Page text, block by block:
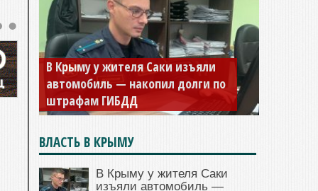
В Крыму у жителя Саки изъяли
автомобиль — накопил долги по
штрафам ГИБДД
ВЛАСТЬ В КРЫМУ
В Крыму у жителя Саки
изъяли автомобиль —